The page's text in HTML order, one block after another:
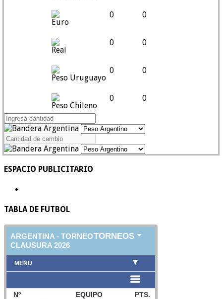
Euro
0 0
Real
0 0
Peso Uruguayo
0 0
Peso Chileno
0 0
ESPACIO PUBLICITARIO
TABLA DE FUTBOL